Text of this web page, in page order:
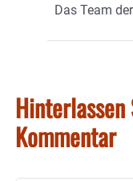
Das Team
Hinterlassen
Kommentar